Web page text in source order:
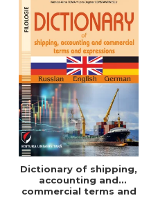
Dictionary of shipping,
accounting and
commercial terms and